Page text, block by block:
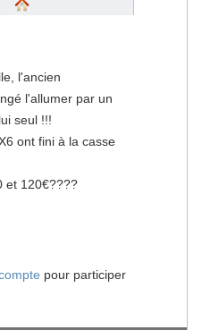
l'ancien
l'allumer par un
seul !!!
ont fini à la casse
et 120€????
pour participer